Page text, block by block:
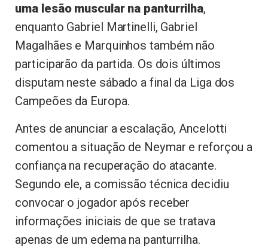
uma lesão muscular na panturrilha,
enquanto Gabriel Martinelli, Gabriel
Magalhães e Marquinhos também não
participarão da partida. Os dois últimos
disputam neste sábado a final da Liga dos
Campeões da Europa.
Antes de anunciar a escalação, Ancelotti
comentou a situação de Neymar e reforçou a
confiança na recuperação do atacante.
Segundo ele, a comissão técnica decidiu
convocar o jogador após receber
informações iniciais de que se tratava
apenas de um edema na panturrilha.